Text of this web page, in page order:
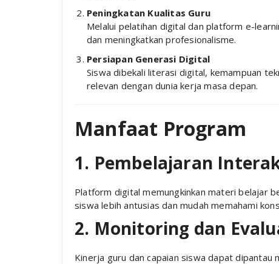
Peningkatan Kualitas Guru
Melalui pelatihan digital dan platform e-
dan meningkatkan profesionalisme.
Persiapan Generasi Digital
Siswa dibekali literasi digital, kemampuan
relevan dengan dunia kerja masa depan.
Manfaat Program
1. Pembelajaran
Platform digital memungkinkan materi belajar
siswa lebih antusias dan mudah memahami
2. Monitoring dan
Kinerja guru dan capaian siswa dapat dipantau